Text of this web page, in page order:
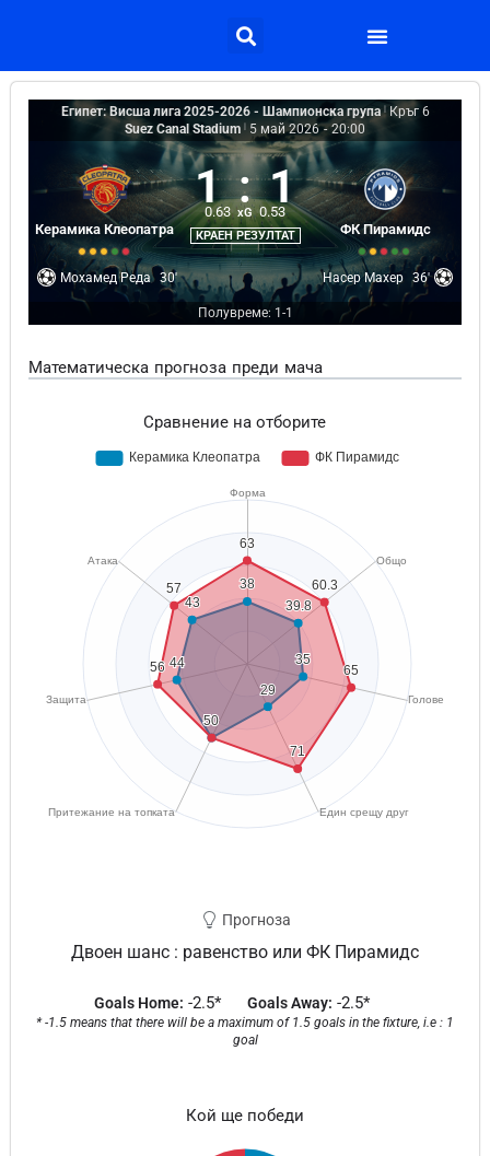
Египет: Висша лига 2025-2026 - Шампионска група
Кръг 6
Suez Canal Stadium
5 май 2026 - 20:00
Керамика Клеопатра
1 : 1
0.63 xG 0.53
КРАЕН РЕЗУЛТАТ ФК Пирамидс
Мохамед Реда 30' Насер Махер 36'
Полувреме: 1-1
Математическа прогноза преди мача
Сравнение на отборите
Прогноза
Двоен шанс : равенство или ФК Пирамидс
Goals Home: -2.5* Goals Away: -2.5*
* -1.5 means that there will be a maximum of 1.5 goals in the fixture, i.e : 1
goal
Кой ще победи